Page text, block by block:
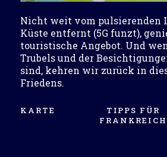
Nicht weit vom pulsierenden
Küste entfernt (5G funzt),
touristische Angebot. Und
Trubels und der
sind, kehren wir zurück in
Friedens.
KARTE
TIPPS FÜR
FRANKREICH